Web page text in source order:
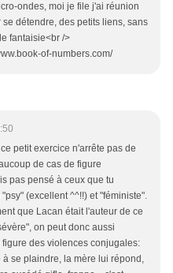
ondes, moi je file j'ai réunion
détendre, des petits liens, sans
fantaisie<br />
of-numbers.com/
petit exercice n'arrête pas de
de cas de figure
pas pensé à ceux que tu
(excellent ^^!!) et "féministe".
que Lacan était l'auteur de ce
on peut donc aussi
des violences conjugales:
à se plaindre, la mère lui répond,